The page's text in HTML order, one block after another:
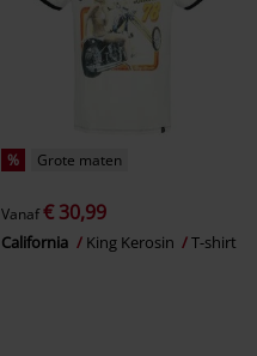
% Grote maten
Vanaf€ 30,99
California King Kerosin T-shirt